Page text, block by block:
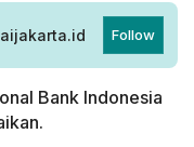
Follow
Bank Indonesia